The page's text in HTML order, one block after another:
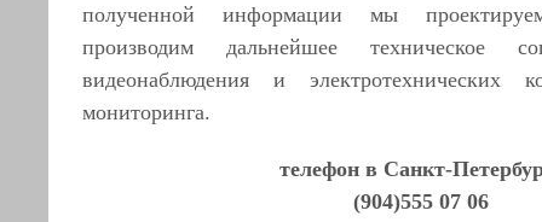
полученной информации мы
производим дальнейшее техническое
видеонаблюдения и электротехнических
мониторинга.
телефон в Санкт-
(904)555 07 06